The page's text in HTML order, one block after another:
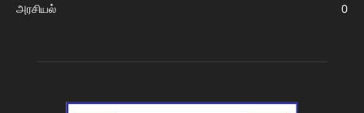
அரசியல்
0